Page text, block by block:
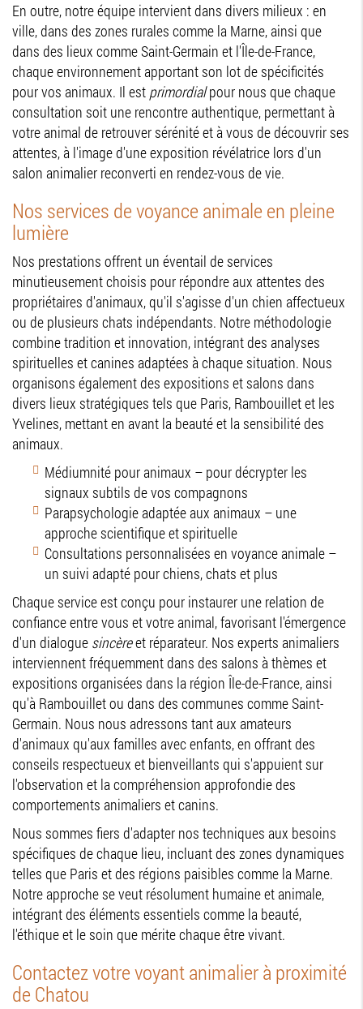
En outre, notre équipe intervient dans divers milieux : en
ville, dans des zones rurales comme la Marne, ainsi que
dans des lieux comme Saint-Germain et l'Île-de-France,
chaque environnement apportant son lot de spécificités
pour vos animaux. Il est primordialpour nous que chaque
consultation soit une rencontre authentique, permettant à
votre animal de retrouver sérénité et à vous de découvrir ses
attentes, à l'image d'une exposition révélatrice lors d'un
salon animalier reconverti en rendez-vous de vie.
Nos services de voyance animale en pleine
lumière
Nos prestations offrent un éventail de services
minutieusement choisis pour répondre aux attentes des
propriétaires d'animaux, qu'il s'agisse d'un chien affectueux
ou de plusieurs chats indépendants. Notre méthodologie
combine tradition et innovation, intégrant des analyses
spirituelles et canines adaptées à chaque situation. Nous
organisons également des expositions et salons dans
divers lieux stratégiques tels que Paris, Rambouillet et les
Yvelines, mettant en avant la beauté et la sensibilité des
animaux.
Médiumnité pour animaux – pour décrypter les
signaux subtils de vos compagnons
Parapsychologie adaptée aux animaux – une
approche scientifique et spirituelle
Consultations personnalisées en voyance animale –
un suivi adapté pour chiens, chats et plus
Chaque service est conçu pour instaurer une relation de
confiance entre vous et votre animal, favorisant l'émergence
d'un dialogue sincèreet réparateur. Nos experts animaliers
interviennent fréquemment dans des salons à thèmes et
expositions organisées dans la région Île-de-France, ainsi
qu'à Rambouillet ou dans des communes comme Saint-
Germain. Nous nous adressons tant aux amateurs
d'animaux qu'aux familles avec enfants, en offrant des
conseils respectueux et bienveillants qui s'appuient sur
l'observation et la compréhension approfondie des
comportements animaliers et canins.
Nous sommes fiers d'adapter nos techniques aux besoins
spécifiques de chaque lieu, incluant des zones dynamiques
telles que Paris et des régions paisibles comme la Marne.
Notre approche se veut résolument humaine et animale,
intégrant des éléments essentiels comme la beauté,
l'éthique et le soin que mérite chaque être vivant.
Contactez votre voyant animalier à proximité
de Chatou